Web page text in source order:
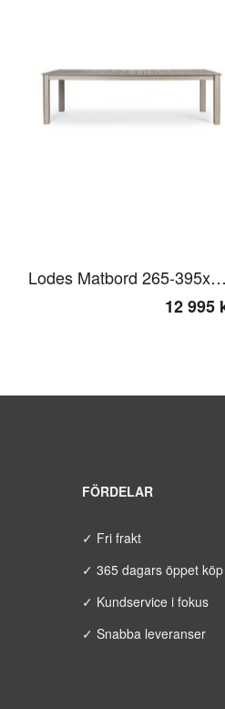
Lodes Matbord 265-395x110cm beige
12 995
FÖRDELAR
✓ Fri frakt
✓ 365 dagars öppet köp
✓ Kundservice i fokus
✓ Snabba leveranser